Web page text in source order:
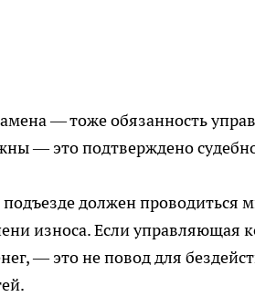
— тоже обязанность
— это подтверждено
должен проводиться
износа. Если управляющая
— это не повод для